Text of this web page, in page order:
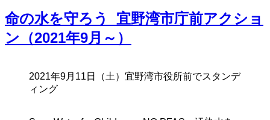
日:
命の水を守ろう_宜野湾市庁前アクショ
ン（2021年9月～）
2021年9月11日（土）宜野湾市役所前でスタンデ
ィング